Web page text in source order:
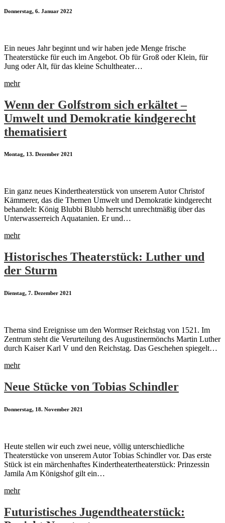
Donnerstag, 6. Januar 2022
Ein neues Jahr beginnt und wir haben jede Menge frische
Theaterstücke für euch im Angebot. Ob für Groß oder Klein, für
Jung oder Alt, für das kleine Schultheater…
mehr
Wenn der Golfstrom sich erkältet –
Umwelt und Demokratie kindgerecht
thematisiert
Montag, 13. Dezember 2021
Ein ganz neues Kindertheaterstück von unserem Autor Christof
Kämmerer, das die Themen Umwelt und Demokratie kindgerecht
behandelt: König Blubbi Blubb herrscht unrechtmäßig über das
Unterwasserreich Aquatanien. Er und…
mehr
Historisches Theaterstück: Luther und
der Sturm
Dienstag, 7. Dezember 2021
Thema sind Ereignisse um den Wormser Reichstag von 1521. Im
Zentrum steht die Verurteilung des Augustinermönchs Martin Luther
durch Kaiser Karl V und den Reichstag. Das Geschehen spiegelt…
mehr
Neue Stücke von Tobias Schindler
Donnerstag, 18. November 2021
Heute stellen wir euch zwei neue, völlig unterschiedliche
Theaterstücke von unserem Autor Tobias Schindler vor. Das erste
Stück ist ein märchenhaftes Kindertheatertheaterstück: Prinzessin
Jamila Am Königshof gilt ein…
mehr
Futuristisches Jugendtheaterstück: